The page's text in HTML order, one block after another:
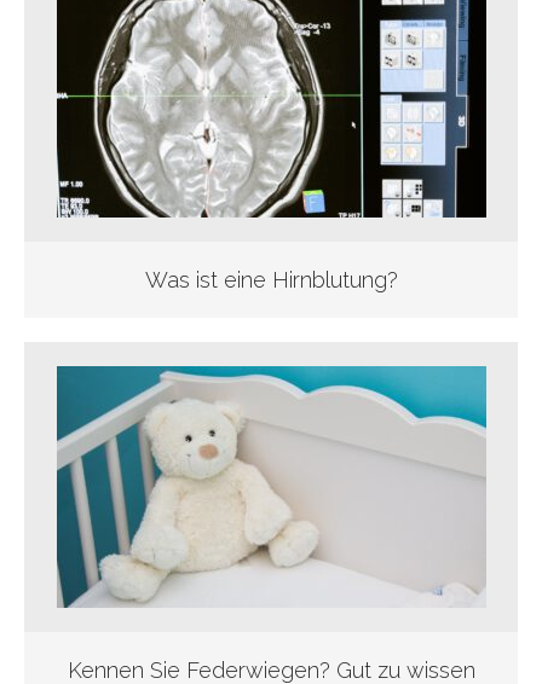
Was ist eine Hirnblutung?
Kennen Sie Federwiegen? Gut zu wissen